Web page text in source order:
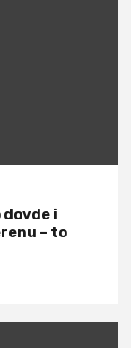
dovde i
– to